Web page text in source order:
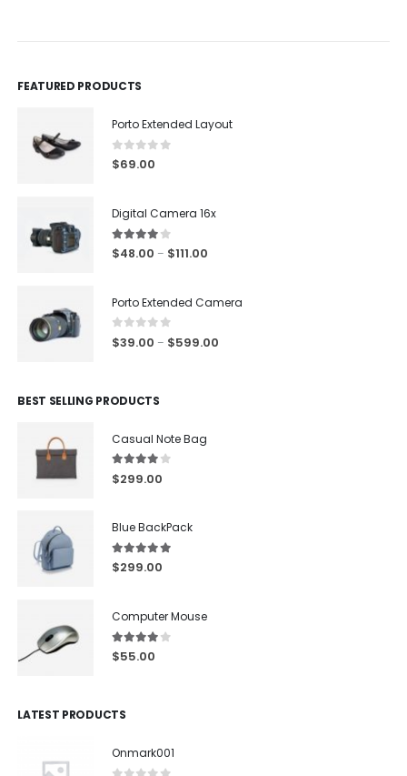
FEATURED PRODUCTS
Porto Extended Layout
0out of 5
$69.00
Digital Camera 16x
4.00out of 5
$48.00 – $111.00
Porto Extended Camera
0 out of 5
$39.00 – $599.00
BEST SELLING PRODUCTS
Casual Note Bag
4.00out of 5
$299.00
Blue BackPack
5.00out of 5
$299.00
Computer Mouse
4.00out of 5
$55.00
LATEST PRODUCTS
Onmark001